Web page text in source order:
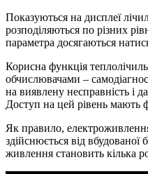
Показуються на дисплеї
розподіляються по різних
параметра досягаються
Корисна функція
обчислювачами –
на виявлену несправність і
Доступ на цей рівень мають
Як правило,
здійснюється від
живлення становить кілька